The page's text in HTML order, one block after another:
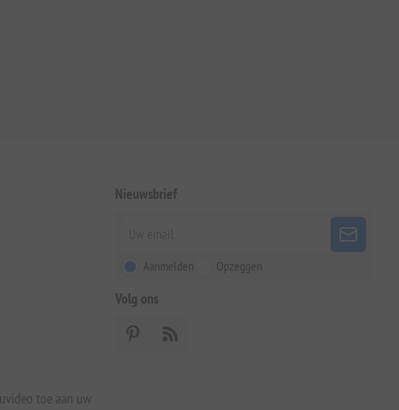
toe aan uw
Nieuwsbrief
Aanmelden Opzeggen
Volg ons